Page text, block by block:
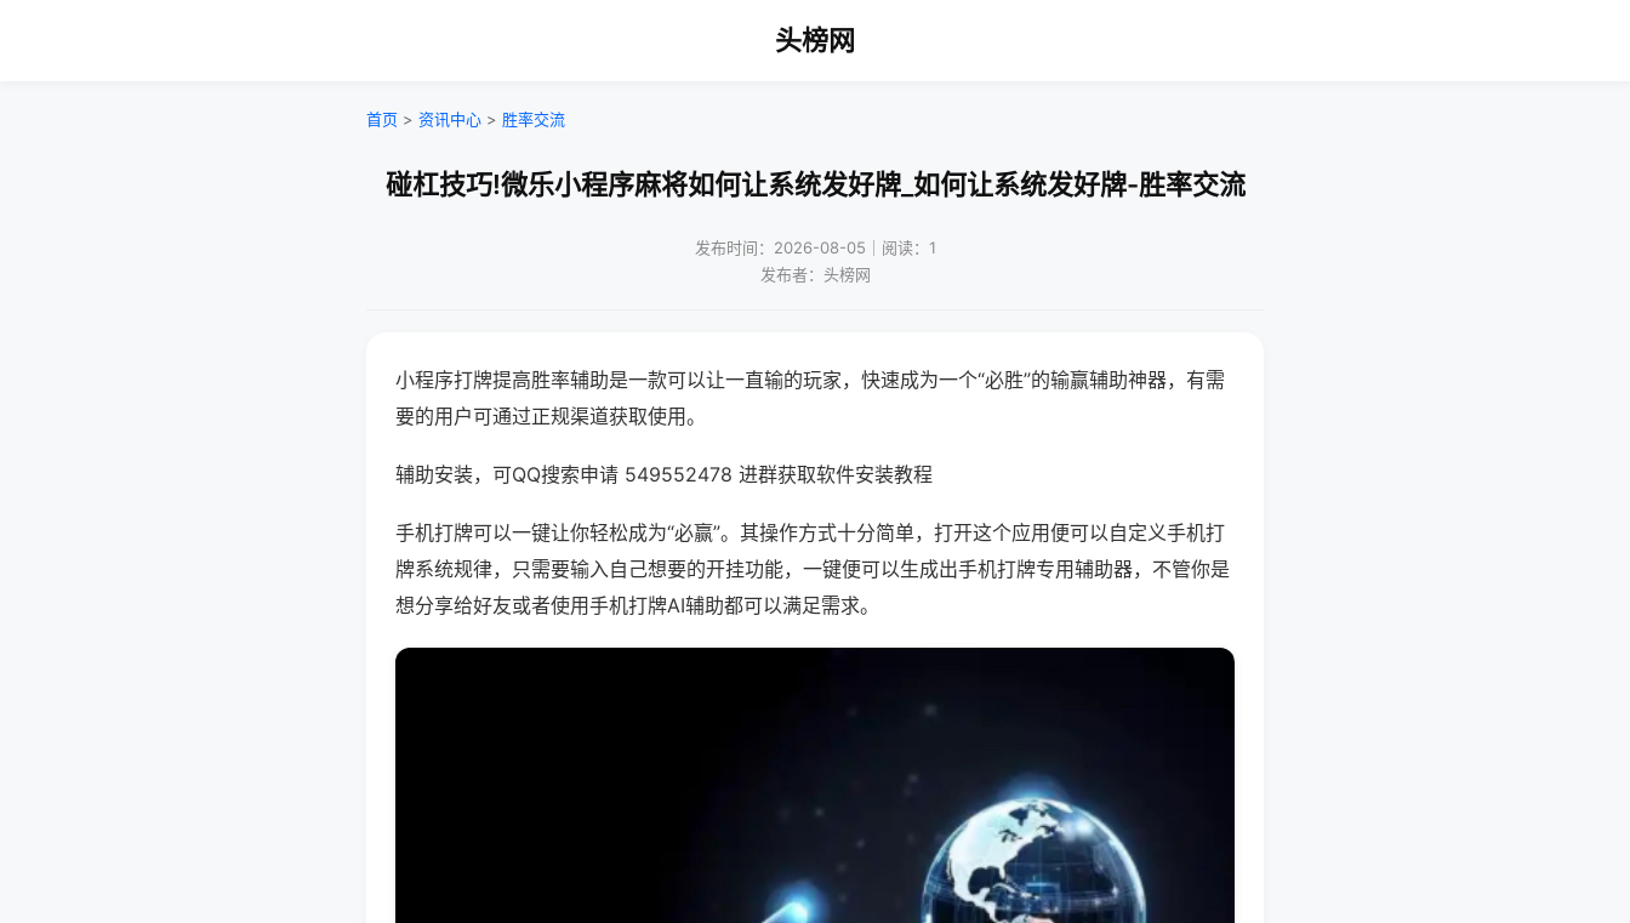
头榜网
首页 > 资讯中心 > 胜率交流
碰杠技巧!微乐小程序麻将如何让系统发好牌_如何让系统发好牌-胜率交流
发布时间：2026-08-05｜阅读：1
发布者：头榜网
小程序打牌提高胜率辅助是一款可以让一直输的玩家，快速成为一个“必胜”的输赢辅助神器，有需
要的用户可通过正规渠道获取使用。
辅助安装，可QQ搜索申请 549552478 进群获取软件安装教程
手机打牌可以一键让你轻松成为“必赢”。其操作方式十分简单，打开这个应用便可以自定义手机打
牌系统规律，只需要输入自己想要的开挂功能，一键便可以生成出手机打牌专用辅助器，不管你是
想分享给好友或者使用手机打牌AI辅助都可以满足需求。